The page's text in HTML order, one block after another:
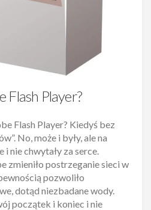
Flash Player?
Flash Player? Kiedyś bez
No, może i były, ale na
i nie chwytały za serce.
zmieniło postrzeganie sieci w
pozwoliło
dotąd niezbadane wody.
początek i koniec i nie